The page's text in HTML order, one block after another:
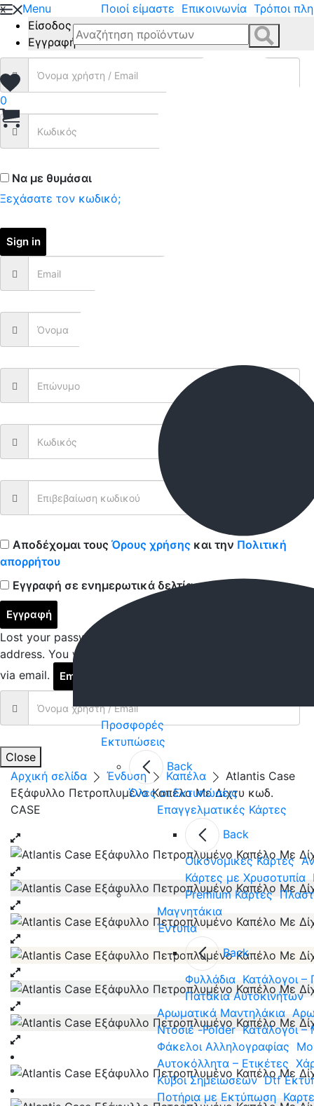
Menu
0
Ποιοί είμαστε Επικοινωνία Τρόποι
Προσφορές
Εκτυπώσεις
Back
Όλες οι Εκτυπώσεις
Επαγγελματικές Κάρτες
Back
Οικονομικές Κάρτες
Κάρτες με Χρυσοτυπία
Premium Κάρτες
Μαγνητάκια
Έντυπα
Back
Φυλλάδια Κατάλογοι –
Πατάκια Αυτοκινήτων
Αρωματικά Μαντηλάκια
Ντοσιέ -Folder Κατάλογοι –
Φάκελοι Αλληλογραφίας
Αυτοκόλλητα – Ετικέτες
Κύβοι Σημειώσεων Dtf
Ποτήρια με Εκτύπωση
x
Είσοδος
Εγγραφή
Να με θυμάσαι
Ξεχάσατε τον κωδικό;
Sign in
Αποδέχομαι τους Όρους χρήσης και την Πολιτική
απορρήτου
Εγγραφή σε ενημερωτικά δελτία
Εγγραφή
Lost your password? Please enter your username or email
address. You will receive a link to create a new password
via email.
Email Reset Link
Close
Αρχική σελίδα
Ένδυση Καπέλα
Atlantis Case
Εξάφυλλο Πετροπλυμένο Καπέλο Με Δίχτυ κωδ.
CASE